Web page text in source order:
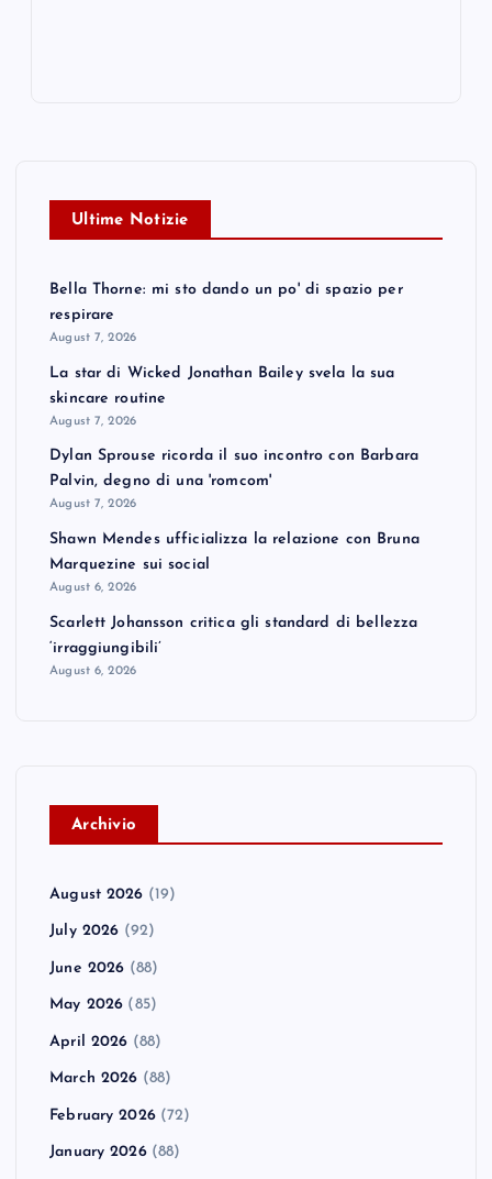
Ultime Notizie
Bella Thorne: mi sto dando un po' di spazio per
respirare
August 7, 2026
La star di Wicked Jonathan Bailey svela la sua
skincare routine
August 7, 2026
Dylan Sprouse ricorda il suo incontro con Barbara
Palvin, degno di una 'romcom'
August 7, 2026
Shawn Mendes ufficializza la relazione con Bruna
Marquezine sui social
August 6, 2026
Scarlett Johansson critica gli standard di bellezza
‘irraggiungibili’
August 6, 2026
Archivio
August 2026 (19)
July 2026 (92)
June 2026 (88)
May 2026 (85)
April 2026 (88)
March 2026 (88)
February 2026(72)
January 2026(88)